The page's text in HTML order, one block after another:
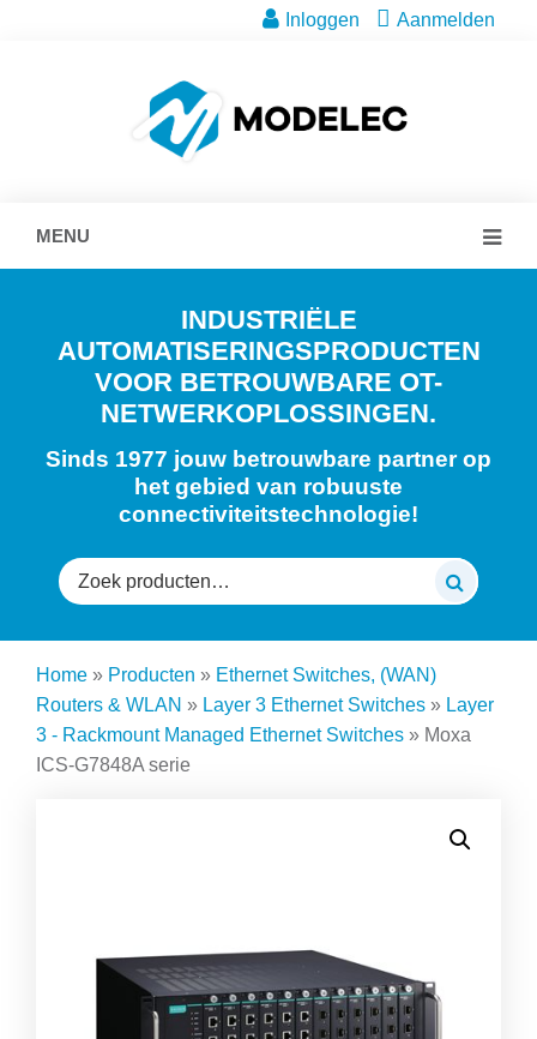
Inloggen Aanmelden
MENU
INDUSTRIËLE
AUTOMATISERINGSPRODUCTEN
VOOR BETROUWBARE OT-
NETWERKOPLOSSINGEN.
Sinds 1977 jouw betrouwbare partner op
het gebied van robuuste
connectiviteitstechnologie!
Zoeken
naar:
Home » Producten » Ethernet Switches, (WAN)
Routers & WLAN » Layer 3 Ethernet Switches » Layer
3 - Rackmount Managed Ethernet Switches » Moxa
ICS-G7848A serie